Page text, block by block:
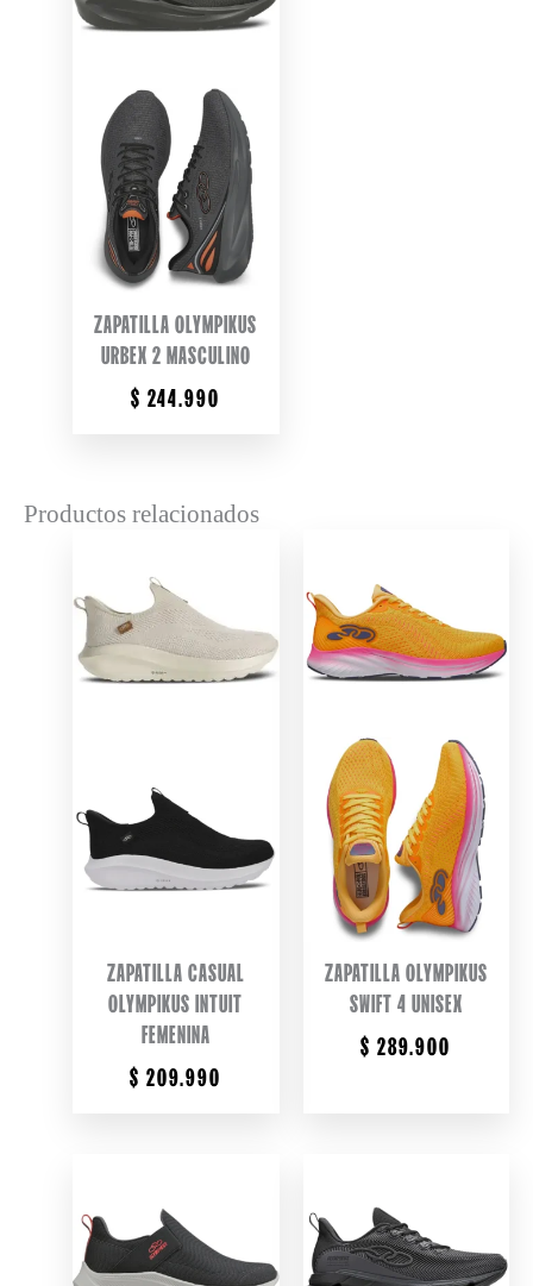
ZAPATILLA OLYMPIKUS
URBEX 2 MASCULINO
$ 244.990
Productos relacionados
ZAPATILLA CASUAL
OLYMPIKUS INTUIT
FEMENINA
$ 209.990
ZAPATILLA OLYMPIKUS
SWIFT 4 UNISEX
$ 289.900